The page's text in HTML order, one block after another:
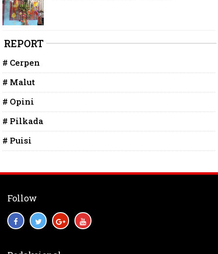
REPORT
# Cerpen
# Malut
# Opini
# Pilkada
# Puisi
Follow